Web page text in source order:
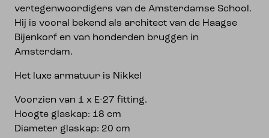
vertegenwoordigers van de Amsterdamse School.
Hij is vooral bekend als architect van de Haagse
Bijenkorf en van honderden bruggen in
Amsterdam.
Het luxe armatuur is Nikkel
Voorzien van 1 x E-27 fitting.
Hoogte glaskap: 18 cm
Diameter glaskap: 20 cm